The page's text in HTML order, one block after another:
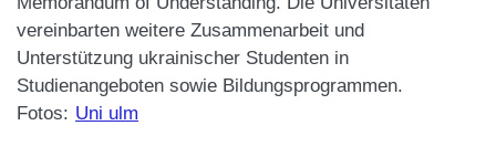
vereinbarten weitere Zusammenarbeit und
Unterstützung ukrainischer Studenten in
Studienangeboten sowie Bildungsprogrammen.
Fotos: Uni ulm